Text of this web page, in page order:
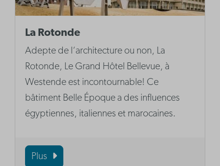
La Rotonde
Adepte de l‘architecture ou non, La
Rotonde, Le Grand Hôtel Bellevue, à
Westende est incontournable! Ce
bâtiment Belle Époque a des influences
égyptiennes, italiennes et marocaines.
Plus